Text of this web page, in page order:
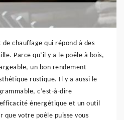
chauffage qui répond à des
Parce qu’il y a le poêle à bois,
un bon rendement
rustique. Il y a aussi le
c’est-à-dire
énergétique et un outil
que votre poêle puisse vous